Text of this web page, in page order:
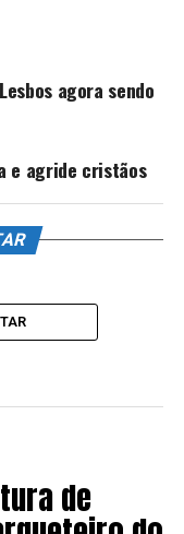
agora sendo
e agride cristãos
de